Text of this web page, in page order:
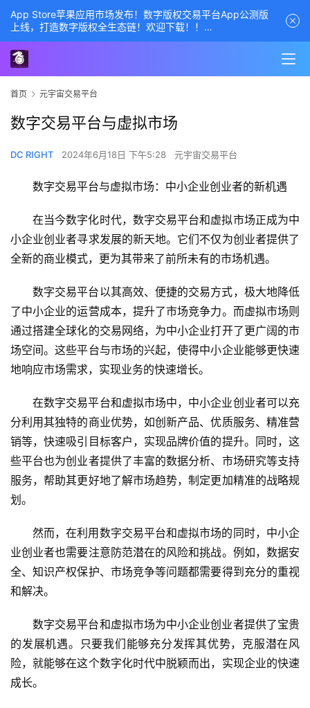
首页 元宇宙交易平台
数字交易平台与虚拟市场
DC RIGHT 2024年6月18日 下午5:28 元宇宙交易平台
数字交易平台与虚拟市场：中小企业创业者的新机遇
在当今数字化时代，数字交易平台和虚拟市场正成为中
小企业创业者寻求发展的新天地。它们不仅为创业者提供了
全新的商业模式，更为其带来了前所未有的市场机遇。
数字交易平台以其高效、便捷的交易方式，极大地降低
了中小企业的运营成本，提升了市场竞争力。而虚拟市场则
通过搭建全球化的交易网络，为中小企业打开了更广阔的市
场空间。这些平台与市场的兴起，使得中小企业能够更快速
地响应市场需求，实现业务的快速增长。
在数字交易平台和虚拟市场中，中小企业创业者可以充
分利用其独特的商业优势，如创新产品、优质服务、精准营
销等，快速吸引目标客户，实现品牌价值的提升。同时，这
些平台也为创业者提供了丰富的数据分析、市场研究等支持
服务，帮助其更好地了解市场趋势，制定更加精准的战略规
划。
然而，在利用数字交易平台和虚拟市场的同时，中小企
业创业者也需要注意防范潜在的风险和挑战。例如，数据安
全、知识产权保护、市场竞争等问题都需要得到充分的重视
和解决。
数字交易平台和虚拟市场为中小企业创业者提供了宝贵
的发展机遇。只要我们能够充分发挥其优势，克服潜在风
险，就能够在这个数字化时代中脱颖而出，实现企业的快速
成长。
App Store苹果应用市场发布！数字版权交易平台App公测版
上线，打造数字版权全生态链！欢迎下载！！
商务经理联系方式——数字版权交易平台